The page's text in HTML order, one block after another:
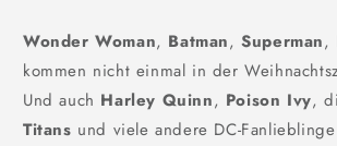
Wonder Woman, Batman, Superman,
kommen nicht einmal in der
Und auch Harley Quinn, Poison Ivy,
Titans und viele andere DC-